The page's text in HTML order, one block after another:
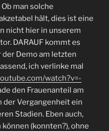
man solche
hält, dies ist eine
nicht hier in unserem
DARAUF kommt es
der Demo am letzten
ich verlinke mal
watch?v=-
den Frauenanteil am
der Vergangenheit ein
Stadien. Eben auch,
(konnten?), ohne